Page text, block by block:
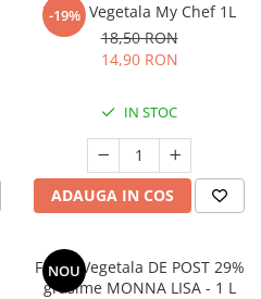
-19%
Frisca Vegetala My Chef 1L
18,50 RON
14,90 RON
IN STOC
ADAUGA IN COS
NOU
Frisca Vegetala DE POST 29%
grasime MONNA LISA - 1 L